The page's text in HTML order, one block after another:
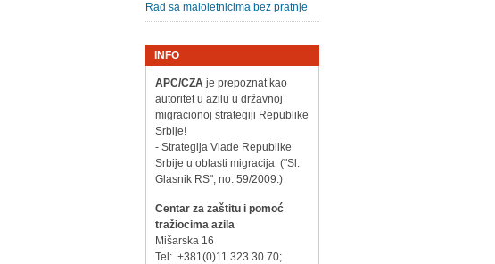
Rad sa maloletnicima bez pratnje
INFO
APC/CZAje prepoznat kao
autoritet u azilu u državnoj
migracionoj strategiji Republike
Srbije!
- Strategija Vlade Republike
Srbije u oblasti migracija ("Sl.
Glasnik RS", no. 59/2009.)
Centar za zaštitu i pomoć
tražiocima azila
Mišarska 16
Tel: +381(0)11 323 30 70;